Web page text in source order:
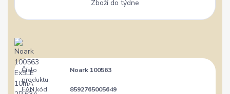
Zboží do týdne
Číslo
produktu:
Noark 100563
EAN kód:
8592765005649